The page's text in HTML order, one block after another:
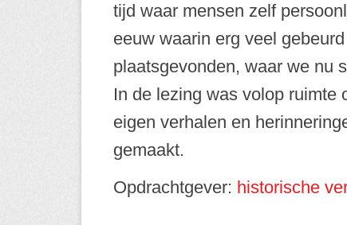
tijd waar mensen zelf
eeuw waarin erg veel
plaatsgevonden, waar we nu
In de lezing was volop ruimte
eigen verhalen en
gemaakt.
Opdrachtgever: historische